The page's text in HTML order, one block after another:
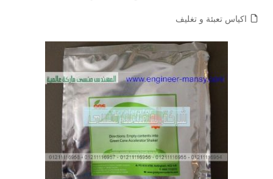
اكياس تعبئة و تغليف